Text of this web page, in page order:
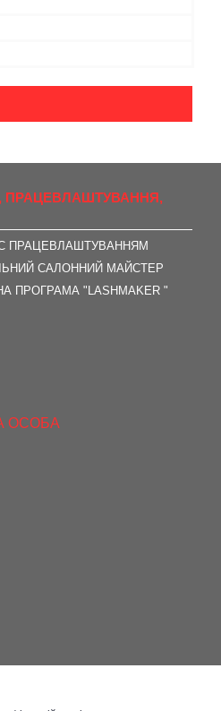
ПРАЦЕВЛАШТУВАННЯ,
ПРАЦЕВЛАШТУВАННЯМ
САЛОННИЙ МАЙСТЕР
ПРОГРАМА "LASHMAKER "